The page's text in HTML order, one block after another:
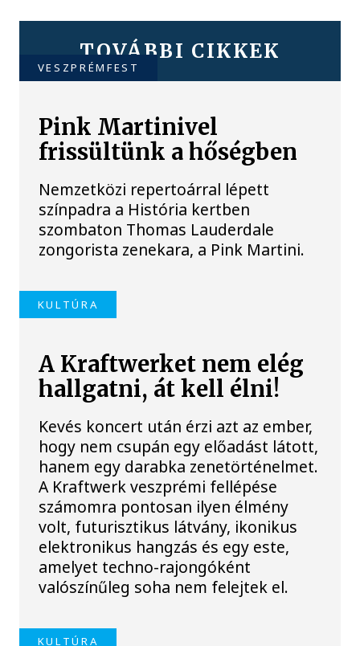
TOVÁBBI CIKKEK
VESZPRÉMFEST
Pink Martinivel
frissültünk a hőségben
Nemzetközi repertoárral lépett
színpadra a História kertben
szombaton Thomas Lauderdale
zongorista zenekara, a Pink Martini.
KULTÚRA
A Kraftwerket nem elég
hallgatni, át kell élni!
Kevés koncert után érzi azt az ember,
hogy nem csupán egy előadást látott,
hanem egy darabka zenetörténelmet.
A Kraftwerk veszprémi fellépése
számomra pontosan ilyen élmény
volt, futurisztikus látvány, ikonikus
elektronikus hangzás és egy este,
amelyet techno-rajongóként
valószínűleg soha nem felejtek el.
KULTÚRA